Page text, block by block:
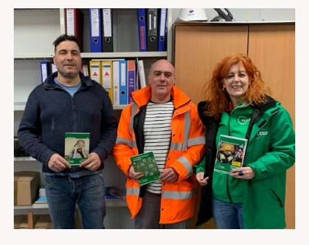
Unterstützung im Privatleben
Berufliche Weiterentwicklung
Mitglied werden
Aktuell